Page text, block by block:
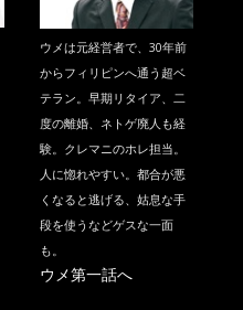
ウメは元経営者で、30年前
からフィリピンへ通う超ベ
テラン。早期リタイア、二
度の離婚、ネトゲ廃人も経
験。クレマニのホレ担当。
人に惚れやすい。都合が悪
くなると逃げる、姑息な手
段を使うなどゲスな一面
も。
ウメ第一話へ